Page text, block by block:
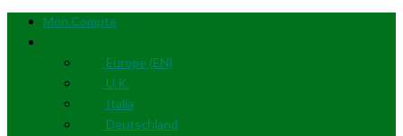
Mon Compte
Europe (EN)
U.K.
Italia
Deutschland